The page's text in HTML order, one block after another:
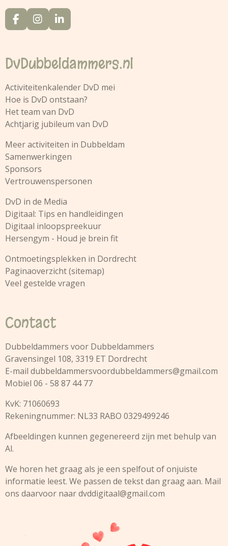
F
a
b
o
k
I
n
a
g
a
m
L
i
e
d
n
DvDubbeldammers.nl
Activiteitenkalender DvD mei
Hoe is DvD ontstaan?
Het team van DvD
Achtjarig jubileum van DvD
Meer activiteiten in Dubbeldam
Samenwerkingen
Sponsors
Vertrouwenspersonen
DvD in de Media
Digitaal: Tips en handleidingen
Digitaal inloopspreekuur
Hersengym - Houd je brein fit
Ontmoetingsplekken in Dordrecht
Paginaoverzicht (sitemap)
Veel gestelde vragen
Contact
Dubbeldammers voor Dubbeldammers
Gravensingel 108, 3319 ET Dordrecht
E-mail dubbeldammersvoordubbeldammers@gmail.com
Mobiel 06 - 58 87 44 77
KvK: 71060693
Rekeningnummer: NL33 RABO 0329499246
Afbeeldingen kunnen gegenereerd zijn met behulp van
Al.
We horen het graag als je een spelfout of onjuiste
informatie leest. We passen de tekst dan graag aan. Mail
ons daarvoor naardvddigitaal@gmail.com